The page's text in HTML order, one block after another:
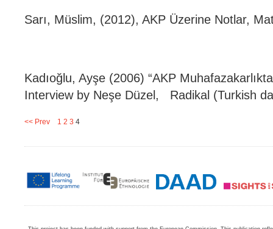
Sarı, Müslim, (2012), AKP Üzerine Notlar,
Kadıoğlu, Ayşe (2006) “AKP
Interview by Neşe Düzel, Radikal (Turkish
<< Prev 1 2 3 4